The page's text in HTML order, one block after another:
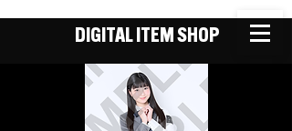
DIGITAL ITEM SHOP